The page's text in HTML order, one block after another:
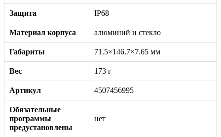
Защита IP68
Материал корпуса алюминий и стекло
Габариты 71.5×146.7×7.65 мм
Вес 173 г
Артикул 4507456995
Обязательные
программы
предустановлены
нет